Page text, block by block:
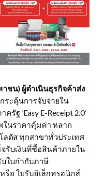
ชน) ผู้ดำเนินธุรกิจค้าส่ง
ระตุ้นการจับจ่ายใน
ฐ ‘Easy E-Receipt 2.0’
นราคาคุ้มค่า หลาก
ตัส ทุกสาขาทั่วประเทศ
รับเงินที่ซื้อสินค้าภายใน
ใบกำกับภาษี
หรือ ใบรับอิเล็กทรอนิกส์